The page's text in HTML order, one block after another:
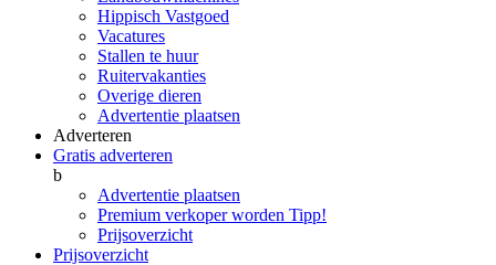
Hippisch Vastgoed
Vacatures
Stallen te huur
Ruitervakanties
Overige dieren
Advertentie plaatsen
Adverteren
Gratis adverteren
b
Advertentie plaatsen
Premium verkoper worden Tipp!
Prijsoverzicht
Prijsoverzicht